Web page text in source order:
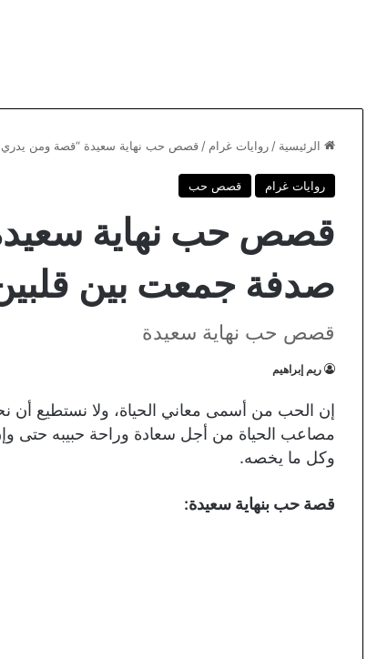
الرئيسية / روايات غرام / قصص حب نهاية سعيدة “قصة ومن يدري
روايات غرام قصص حب
قصص حب نهاية
صدفة جمعت بين
قصص حب نهاية سعيدة
ريم إبراهيم
إن الحب من أسمى معاني الحياة، ولا نستطيع أن
مصاعب الحياة من أجل سعادة وراحة حبيبه حتى
وكل ما يخصه.
قصة حب بنهاية سعيدة: